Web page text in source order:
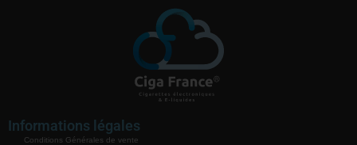
Informations légales
Conditions Générales de vente